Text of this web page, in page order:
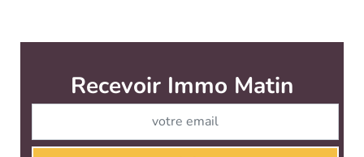
Recevoir Immo Matin